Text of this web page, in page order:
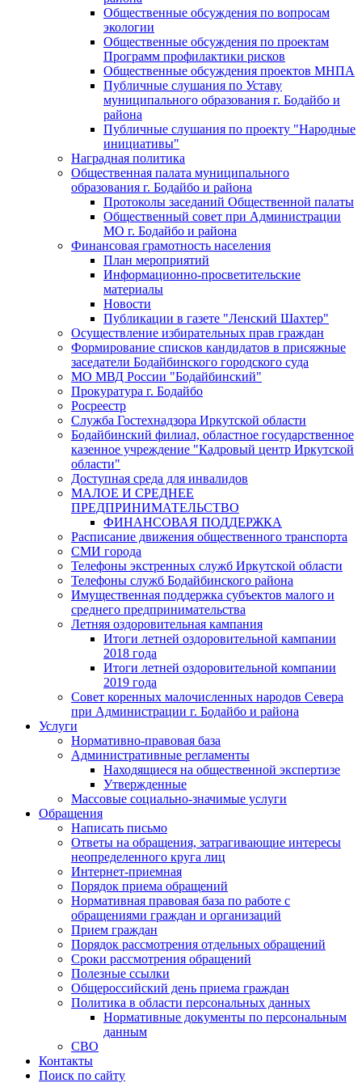
Общественные обсуждения по вопросам
экологии
Общественные обсуждения по проектам
Программ профилактики рисков
Общественные обсуждения проектов МНПА
Публичные слушания по Уставу
муниципального образования г. Бодайбо и
района
Публичные слушания по проекту "Народные
инициативы"
Наградная политика
Общественная палата муниципального
образования г. Бодайбо и района
Протоколы заседаний Общественной палаты
Общественный совет при Администрации
МО г. Бодайбо и района
Финансовая грамотность населения
План мероприятий
Информационно-просветительские
материалы
Новости
Публикации в газете "Ленский Шахтер"
Осуществление избирательных прав граждан
Формирование списков кандидатов в присяжные
заседатели Бодайбинского городского суда
МО МВД России "Бодайбинский"
Прокуратура г. Бодайбо
Росреестр
Служба Гостехнадзора Иркутской области
Бодайбинский филиал, областное государственное
казенное учреждение "Кадровый центр Иркутской
области"
Доступная среда для инвалидов
МАЛОЕ И СРЕДНЕЕ
ПРЕДПРИНИМАТЕЛЬСТВО
ФИНАНСОВАЯ ПОДДЕРЖКА
Расписание движения общественного транспорта
СМИ города
Телефоны экстренных служб Иркутской области
Телефоны служб Бодайбинского района
Имущественная поддержка субъектов малого и
среднего предпринимательства
Летняя оздоровительная кампания
Итоги летней оздоровительной кампании
2018 года
Итоги летней оздоровительной компании
2019 года
Совет коренных малочисленных народов Севера
при Администрации г. Бодайбо и района
Услуги
Нормативно-правовая база
Административные регламенты
Находящиеся на общественной экспертизе
Утвержденные
Массовые социально-значимые услуги
Обращения
Написать письмо
Ответы на обращения, затрагивающие интересы
неопределенного круга лиц
Интернет-приемная
Порядок приема обращений
Нормативная правовая база по работе с
обращениями граждан и организаций
Прием граждан
Порядок рассмотрения отдельных обращений
Сроки рассмотрения обращений
Полезные ссылки
Общероссийский день приема граждан
Политика в области персональных данных
Нормативные документы по персональным
данным
СВО
Контакты
Поиск по сайту